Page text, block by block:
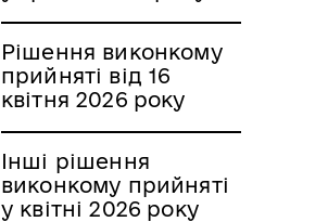
Рішення виконкому
прийняті від 16
квітня 2026 року
Інші рішення
виконкому прийняті
у квітні 2026 року